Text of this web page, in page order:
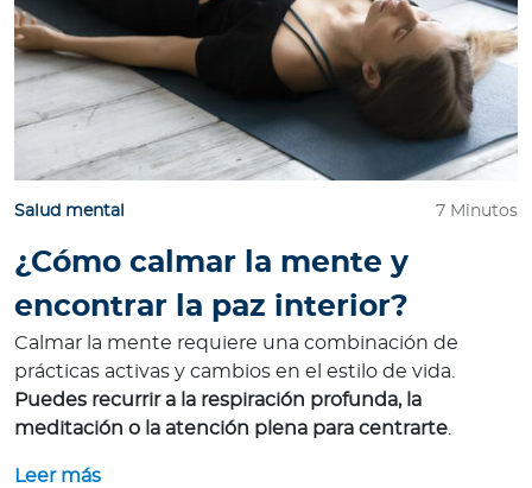
Salud mental 7 Minutos
¿Cómo calmar la mente y
encontrar la paz interior?
Calmar la mente requiere una combinación de
prácticas activas y cambios en el estilo de vida.
Puedes recurrir a la respiración profunda, la
meditación o la atención plena para centrarte.
Leer más